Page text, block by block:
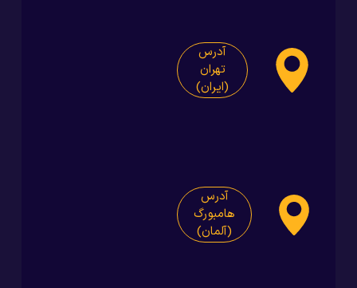
آدرس
تهران
(ایران)
آدرس
هامبورگ
(آلمان)